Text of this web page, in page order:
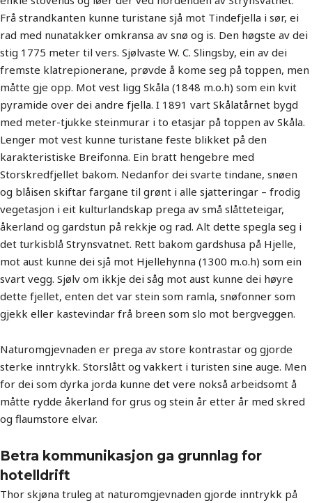
Frå strandkanten kunne turistane sjå mot Tindefjella i sør, ei
rad med nunatakker omkransa av snø og is. Den høgste av dei
stig 1775 meter til vers. Sjølvaste W. C. Slingsby, ein av dei
fremste klatrepionerane, prøvde å kome seg på toppen, men
måtte gje opp. Mot vest ligg Skåla (1848 m.o.h) som ein kvit
pyramide over dei andre fjella. I 1891 vart Skålatårnet bygd
med meter-tjukke steinmurar i to etasjar på toppen av Skåla.
Lenger mot vest kunne turistane feste blikket på den
karakteristiske Breifonna. Ein bratt hengebre med
Storskredfjellet bakom. Nedanfor dei svarte tindane, snøen
og blåisen skiftar fargane til grønt i alle sjatteringar – frodig
vegetasjon i eit kulturlandskap prega av små slåtteteigar,
åkerland og gardstun på rekkje og rad. Alt dette spegla seg i
det turkisblå Strynsvatnet. Rett bakom gardshusa på Hjelle,
mot aust kunne dei sjå mot Hjellehynna (1300 m.o.h) som ein
svart vegg. Sjølv om ikkje dei såg mot aust kunne dei høyre
dette fjellet, enten det var stein som ramla, snøfonner som
gjekk eller kastevindar frå breen som slo mot bergveggen.
Naturomgjevnaden er prega av store kontrastar og gjorde
sterke inntrykk. Storslått og vakkert i turisten sine auge. Men
for dei som dyrka jorda kunne det vere nokså arbeidsomt å
måtte rydde åkerland for grus og stein år etter år med skred
og flaumstore elvar.
Betra kommunikasjon ga grunnlag for
hotelldrift
Thor skjøna truleg at naturomgjevnaden gjorde inntrykk på